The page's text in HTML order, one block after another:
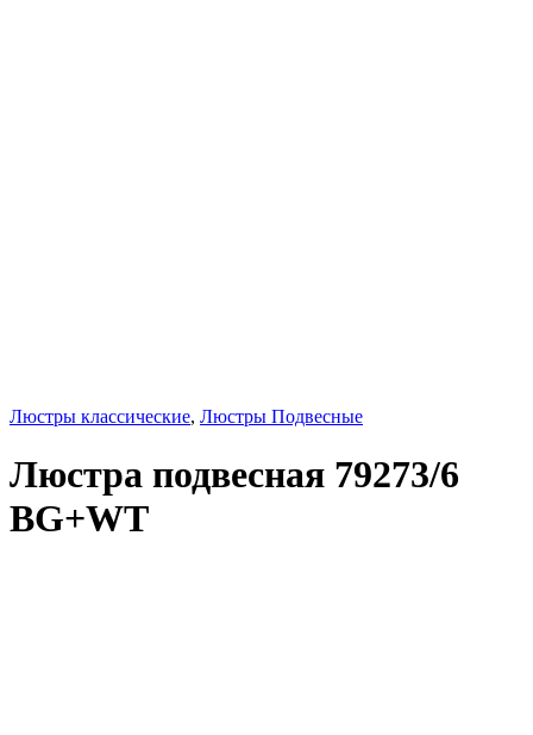
Люстры классические, Люстры Подвесные
Люстра подвесная 79273/6
BG+WT